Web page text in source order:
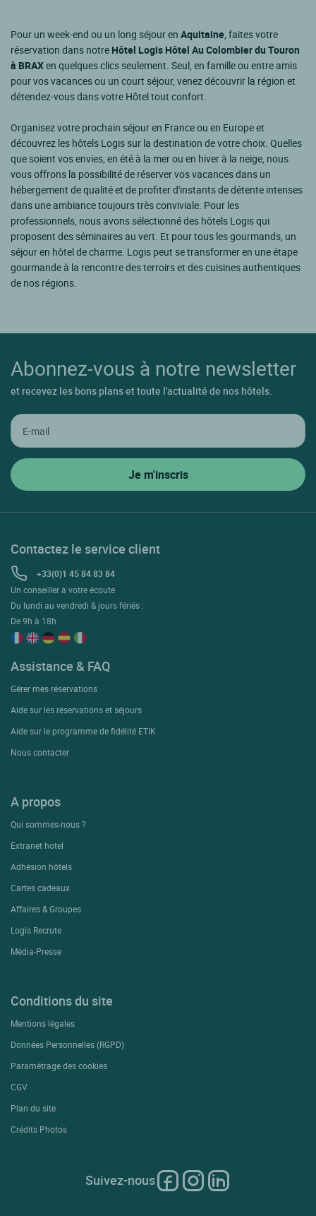
Pour un week-end ou un long séjour en Aquitaine, faites votre
réservation dans notre Hôtel Logis Hôtel Au Colombier du Touron
à BRAXen quelques clics seulement. Seul, en famille ou entre amis
pour vos vacances ou un court séjour, venez découvrir la région et
détendez-vous dans votre Hôtel tout confort.
Organisez votre prochain séjour en France ou en Europe et
découvrez les hôtels Logis sur la destination de votre choix. Quelles
que soient vos envies, en été à la mer ou en hiver à la neige, nous
vous offrons la possibilité de réserver vos vacances dans un
hébergement de qualité et de profiter d'instants de détente intenses
dans une ambiance toujours très conviviale. Pour les
professionnels, nous avons sélectionné des hôtels Logis qui
proposent des séminaires au vert. Et pour tous les gourmands, un
séjour en hôtel de charme. Logis peut se transformer en une étape
gourmande à la rencontre des terroirs et des cuisines authentiques
de nos régions.
Abonnez-vous à notre newsletter
et recevez les bons plans et toute l'actualité de nos hôtels.
Contactez le service client
+33(0)1 45 84 83 84
Un conseiller à votre écoute
Du lundi au vendredi & jours fériés :
De 9h à 18h
Assistance & FAQ
Gérer mes réservations
Aide sur les réservations et séjours
Aide sur le programme de fidélité ETIK
Nous contacter
A propos
Qui sommes-nous ?
Extranet hotel
Adhésion hôtels
Cartes cadeaux
Affaires & Groupes
Logis Recrute
Média-Presse
Conditions du site
Mentions légales
Données Personnelles (RGPD)
Paramétrage des cookies
CGV
Plan du site
Crédits Photos
Suivez-nous